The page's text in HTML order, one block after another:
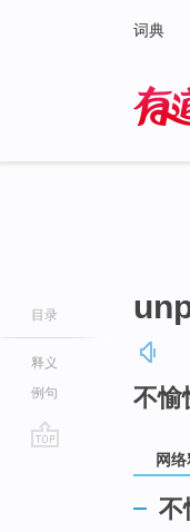
词典
目录
释义
例句
不愉
网络
不